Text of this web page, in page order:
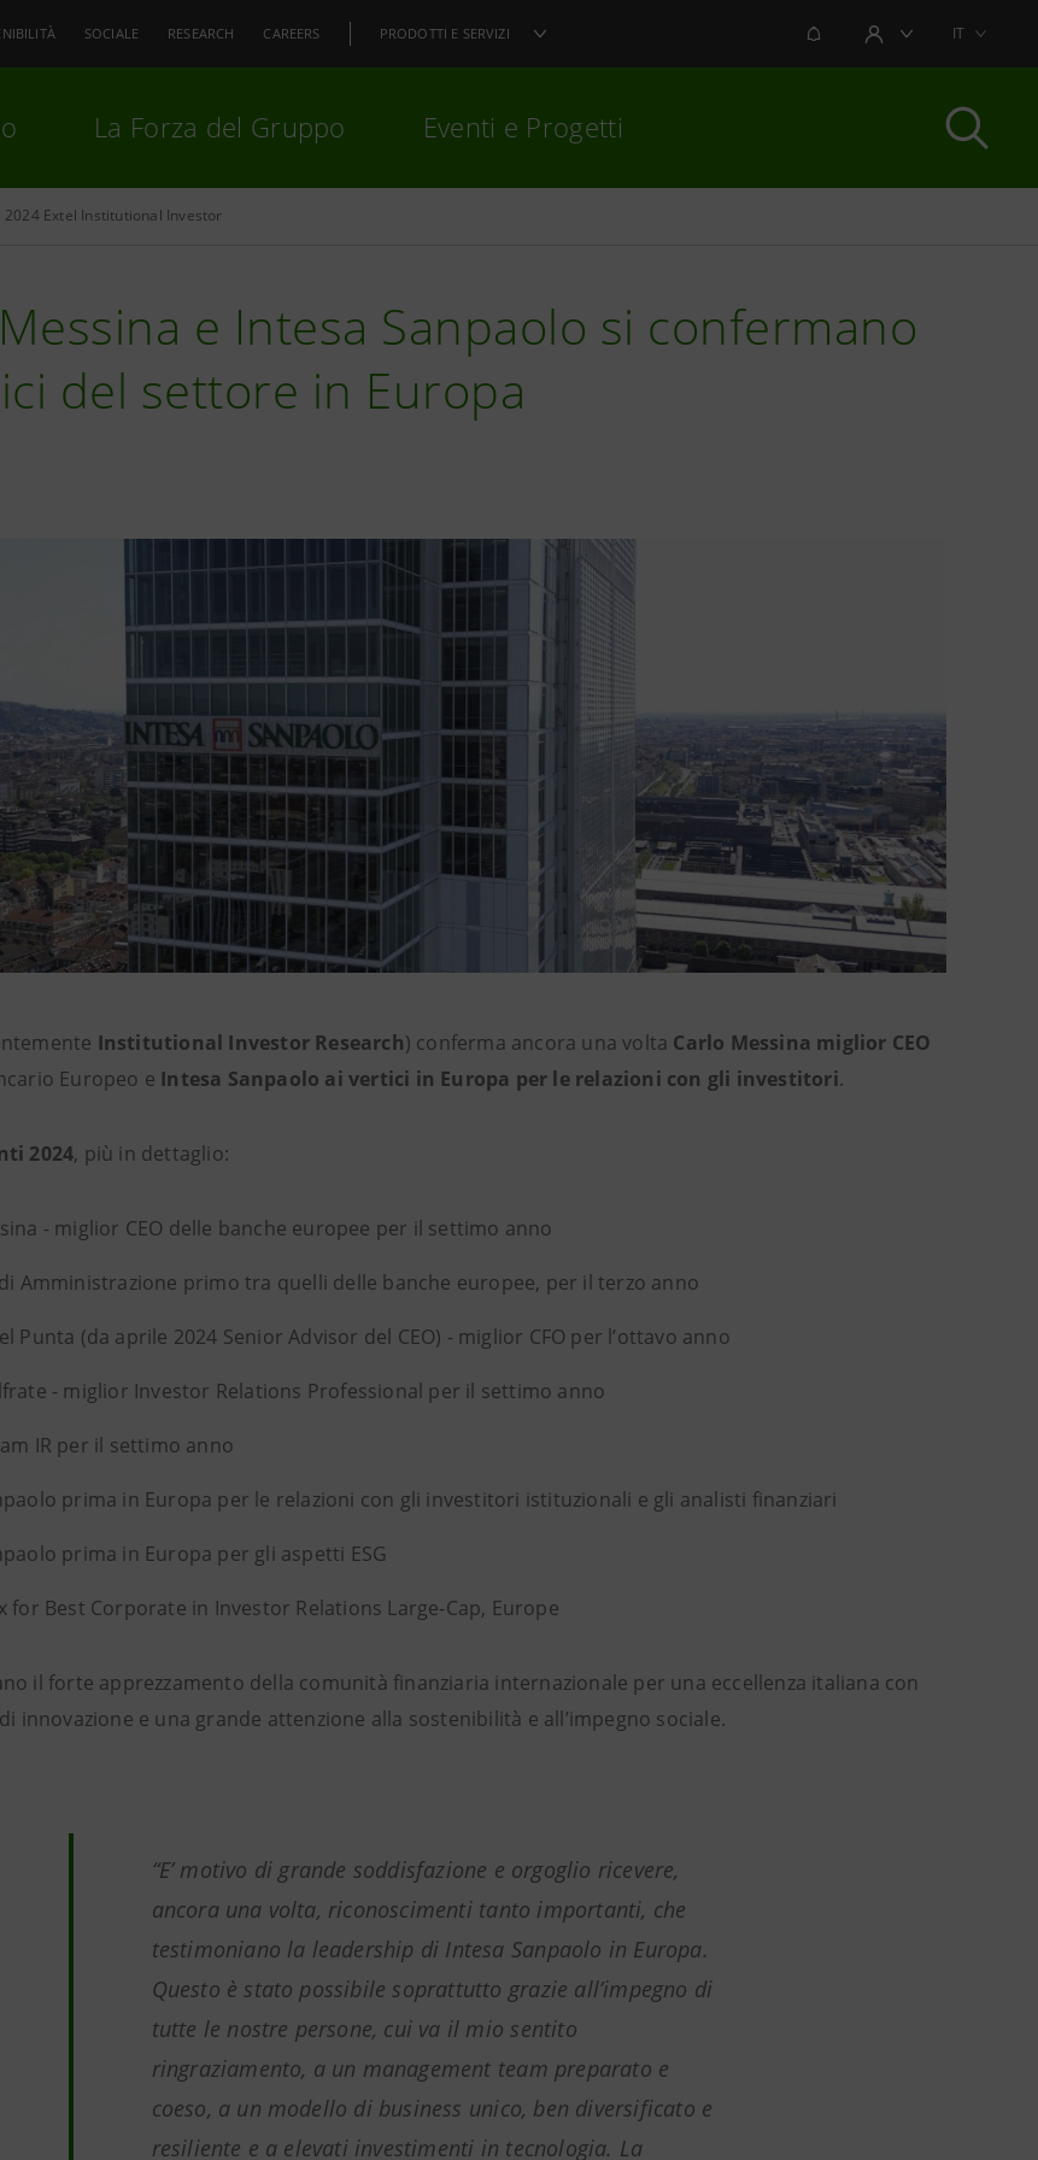
SOCIALE RESEARCH CAREERS PRODOTTI E SERVIZI NOTIFICHEAREA UTENTEIT
La Forza del Gruppo Eventi e Progetti
2024 Extel Institutional Investor
e Intesa Sanpaolo si confermano
del settore in Europa
Institutional Investor Research) conferma ancora una volta Carlo Messina miglior CEO
Europeo e Intesa Sanpaolo ai vertici in Europa per le relazioni con gli investitori.
2024, più in dettaglio:
- miglior CEO delle banche europee per il settimo anno
Amministrazione primo tra quelli delle banche europee, per il terzo anno
Punta (da aprile 2024 Senior Advisor del CEO) - miglior CFO per l’ottavo anno
- miglior Investor Relations Professional per il settimo anno
IR per il settimo anno
prima in Europa per le relazioni con gli investitori istituzionali e gli analisti finanziari
prima in Europa per gli aspetti ESG
for Best Corporate in Investor Relations Large-Cap, Europe
il forte apprezzamento della comunità finanziaria internazionale per una eccellenza italiana con
innovazione e una grande attenzione alla sostenibilità e all’impegno sociale.
“E’ motivo di grande soddisfazione e orgoglio ricevere,
ancora una volta, riconoscimenti tanto importanti, che
testimoniano la leadership di Intesa Sanpaolo in Europa.
Questo è stato possibile soprattutto grazie all’impegno di
tutte le nostre persone, cui va il mio sentito
ringraziamento, a un management team preparato e
coeso, a un modello di business unico, ben diversificato e
resiliente e a elevati investimenti in tecnologia. La